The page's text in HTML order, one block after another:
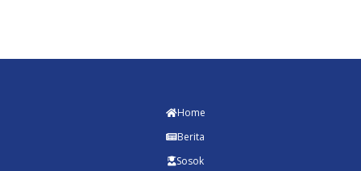
Home
Berita
Sosok